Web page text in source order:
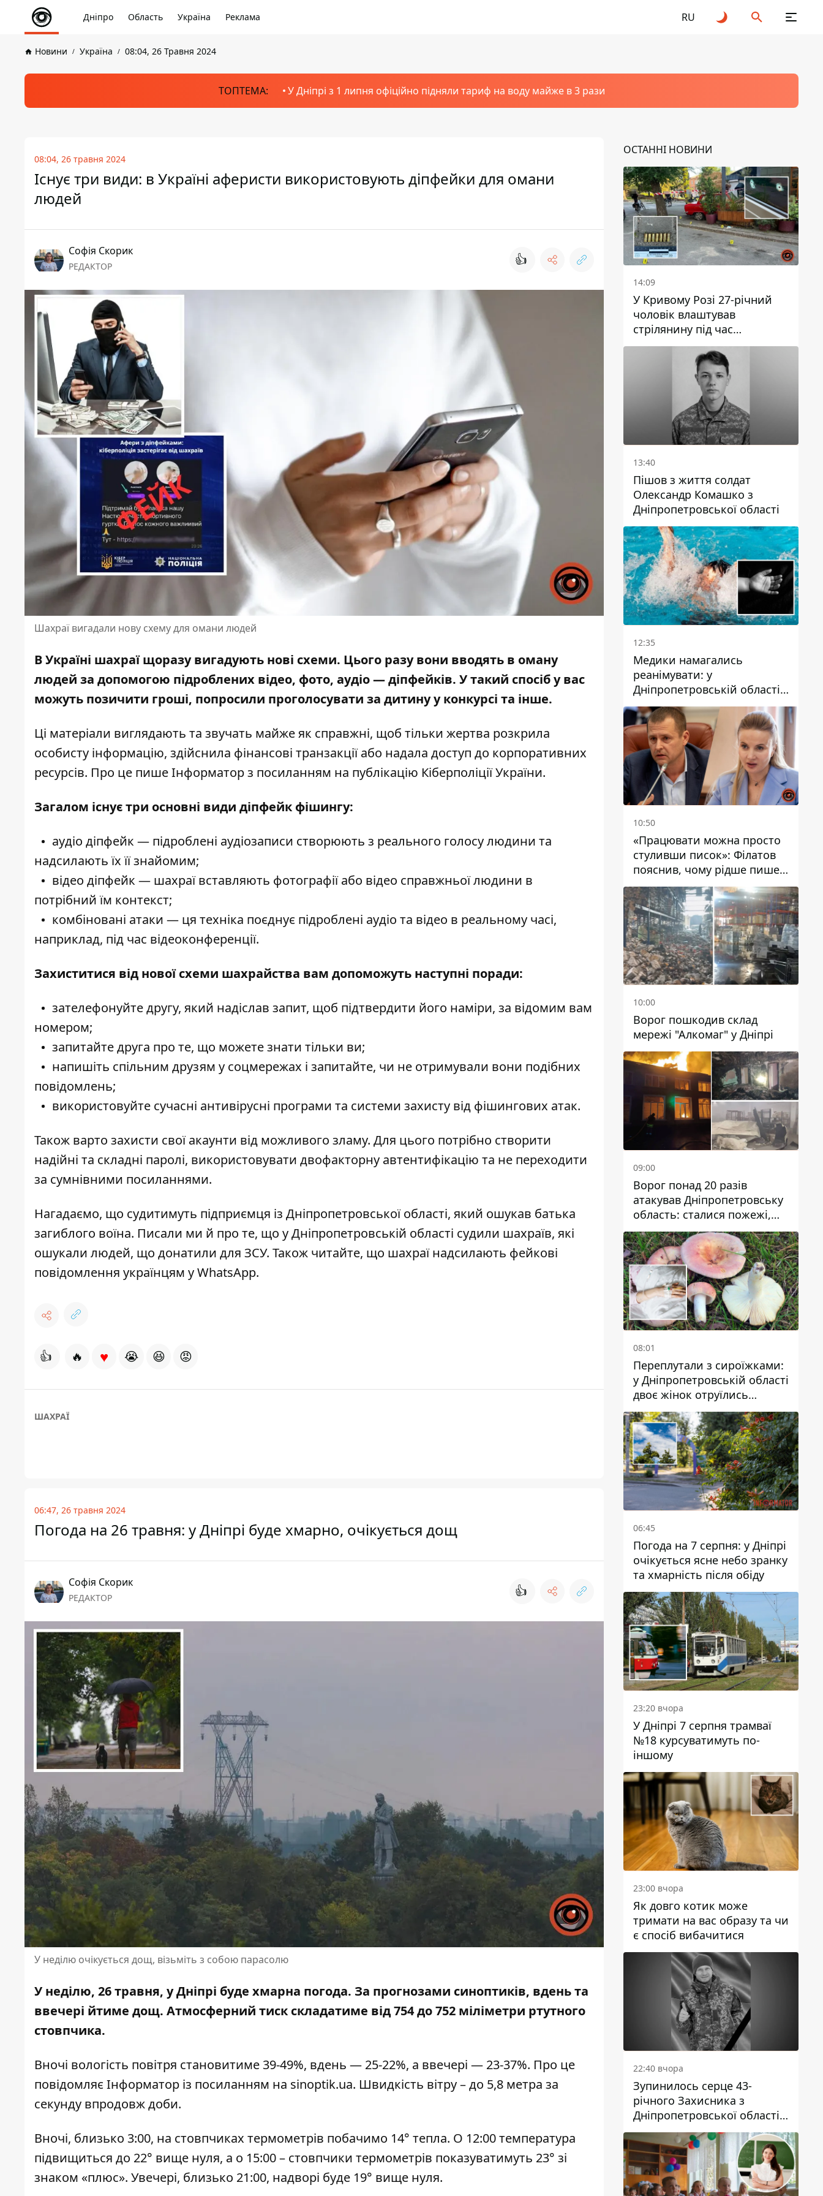
Дніпро Область Україна Реклама RU
Новини Україна 08:04, 26 Травня 2024
ТОПТЕМА: У Дніпрі з 1 липня офіційно підняли тариф на воду майже в 3 рази
08:04, 26 травня 2024
Існує три види: в Україні аферисти використовують діпфейки для омани
людей
Софія Скорик
РЕДАКТОР 👍
Шахраї вигадали нову схему для омани людей
В Україні шахраї щоразу вигадують нові схеми. Цього разу вони вводять в оману
людей за допомогою підроблених відео, фото, аудіо — діпфейків. У такий спосіб у вас
можуть позичити гроші, попросили проголосувати за дитину у конкурсі та інше.
Ці матеріали виглядають та звучать майже як справжні, щоб тільки жертва розкрила
особисту інформацію, здійснила фінансові транзакції або надала доступ до корпоративних
ресурсів. Про це пише Інформатор з посиланням на публікацію Кіберполіції України.
Загалом існує три основні види діпфейк фішингу:
аудіо діпфейк — підроблені аудіозаписи створюють з реального голосу людини та
надсилають їх її знайомим;
відео діпфейк — шахраї вставляють фотографії або відео справжньої людини в
потрібний їм контекст;
комбіновані атаки — ця техніка поєднує підроблені аудіо та відео в реальному часі,
наприклад, під час відеоконференції.
Захиститися від нової схеми шахрайства вам допоможуть наступні поради:
зателефонуйте другу, який надіслав запит, щоб підтвердити його наміри, за відомим вам
номером;
запитайте друга про те, що можете знати тільки ви;
напишіть спільним друзям у соцмережах і запитайте, чи не отримували вони подібних
повідомлень;
використовуйте сучасні антивірусні програми та системи захисту від фішингових атак.
Також варто захисти свої акаунти від можливого зламу. Для цього потрібно створити
надійні та складні паролі, використовувати двофакторну автентифікацію та не переходити
за сумнівними посиланнями.
Нагадаємо, що судитимуть підприємця із Дніпропетровської області, який ошукав батька
загиблого воїна. Писали ми й про те, що у Дніпропетровській області судили шахраїв, які
ошукали людей, що донатили для ЗСУ. Також читайте, що шахраїнадсилають фейкові
повідомлення українцям у WhatsApp.
👍 🔥 ♥ 😭 😆 😡
ШАХРАЇ
06:47, 26 травня 2024
Погода на 26 травня: у Дніпрі буде хмарно, очікується дощ
Софія Скорик
РЕДАКТОР 👍
У неділю очікується дощ, візьміть з собою парасолю
У неділю, 26 травня, у Дніпрі буде хмарна погода. За прогнозами синоптиків, вдень та
ввечері йтиме дощ. Атмосферний тиск складатиме від 754 до 752 міліметри ртутного
стовпчика.
Вночі вологість повітря становитиме 39-49%, вдень — 25-22%, а ввечері — 23-37%. Про це
повідомляє Інформатор із посиланням на sinoptik.ua. Швидкість вітру – до 5,8 метра за
секунду впродовж доби.
Вночі, близько 3:00, на стовпчиках термометрів побачимо 14° тепла. О 12:00 температура
підвищиться до 22° вище нуля, а о 15:00 – стовпчики термометрів показуватимуть 23° зі
знаком «плюс». Увечері, близько 21:00, надворі буде 19° вище нуля.
ОСТАННІ НОВИНИ
14:09
У Кривому Розі 27-річний
чоловік влаштував
стрілянину під час
конфлікту: є поранений
13:40
Пішов з життя солдат
Олександр Комашко з
Дніпропетровської області
12:35
Медики намагались
реанімувати: у
Дніпропетровській області
дворічний хлопчик потонув
у басейні
10:50
«Працювати можна просто
стуливши писок»: Філатов
пояснив, чому рідше пише у
соцмережах та
розкритикував медійність
чиновників
10:00
Ворог пошкодив склад
мережі "Алкомаг" у Дніпрі
09:00
Ворог понад 20 разів
атакував Дніпропетровську
область: сталися пожежі,
постраждали будинки,
інфраструктура та авто
08:01
Переплутали з сироїжками:
у Дніпропетровській області
двоє жінок отруїлись
грибами
06:45
Погода на 7 серпня: у Дніпрі
очікується ясне небо зранку
та хмарність після обіду
23:20 вчора
У Дніпрі 7 серпня трамваї
№18 курсуватимуть по-
іншому
23:00 вчора
Як довго котик може
тримати на вас образу та чи
є спосіб вибачитися
22:40 вчора
Зупинилось серце 43-
річного Захисника з
Дніпропетровської області
Євгена Зінченка